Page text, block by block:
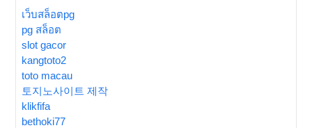
เว็บสล็อตpg
pg สล็อต
slot gacor
kangtoto2
toto macau
토지노사이트 제작
klikfifa
bethoki77